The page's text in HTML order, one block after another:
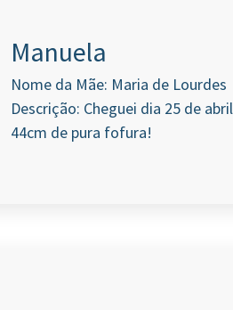
Manuela
Nome da Mãe: Maria de Lourdes
Descrição: Cheguei dia 25 de
44cm de pura fofura!